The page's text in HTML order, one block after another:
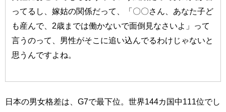
ってるし、嫁姑の関係だって、「〇〇さん、あなた子ど
も産んで、2歳までは働かないで面倒見なさいよ」って
言うのって、男性がそこに追い込んでるわけじゃないと
思うんですよね。
日本の男女格差は、G7で最下位。世界144カ国中111位でし